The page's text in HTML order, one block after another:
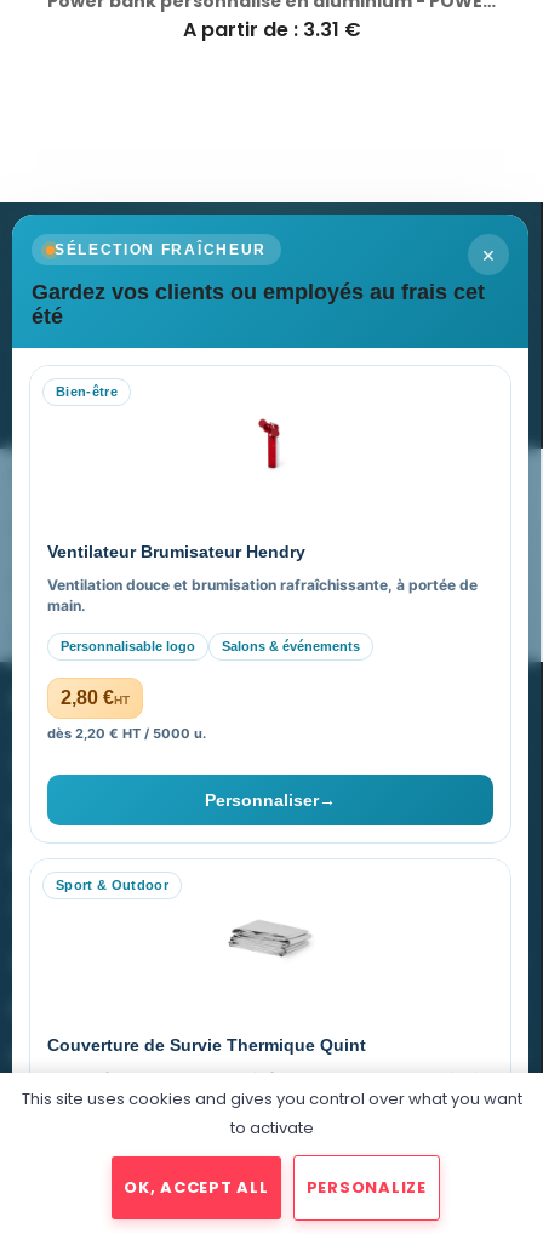
A partir de : 3.31 €
×
SÉLECTION FRAÎCHEUR
Gardez vos clients ou employés au frais cet
été
Bien-être
Ventilateur Brumisateur Hendry
Ventilation douce et brumisation rafraîchissante, à portée de
main.
Personnalisable logo Salons & événements
2,80 €HT
dès 2,20 € HT / 5000 u.
Personnaliser→
Sport & Outdoor
Couverture de Survie Thermique Quint
Imperméable et coupe-vent, idéale pour le sport et le plein air.
Newsletter
Recevez nos dernières nouvelles et nos offres spéciales
Nos expertises & accompagnement global
FAQ sur Promenoch Goodies Pub France
Pourquoi ça a marché à 100% pour moi ?
PROMENOCH GOODIES
40 rue Madeleine Michelis
92 200 Neuilly
NOTRE SOCIÉTÉ
This site uses cookies and gives you control over what you want
to activate
OK, ACCEPT ALL PERSONALIZE